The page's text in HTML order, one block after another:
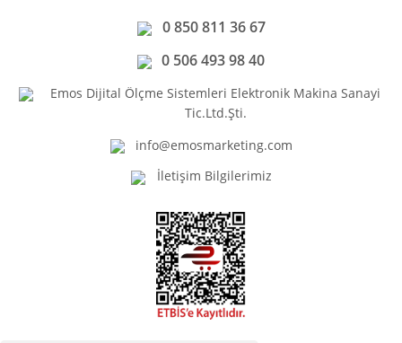
0 850 811 36 67
0 506 493 98 40
Emos Dijital Ölçme Sistemleri Elektronik Makina Sanayi
Tic.Ltd.Şti.
info@emosmarketing.com
İletişim Bilgilerimiz